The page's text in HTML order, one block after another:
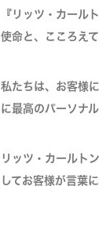
『リッツ・カール
使命と、こころえて
私たちは、お客様
に最高のパーソナ
リッツ・カールト
してお客様が言葉